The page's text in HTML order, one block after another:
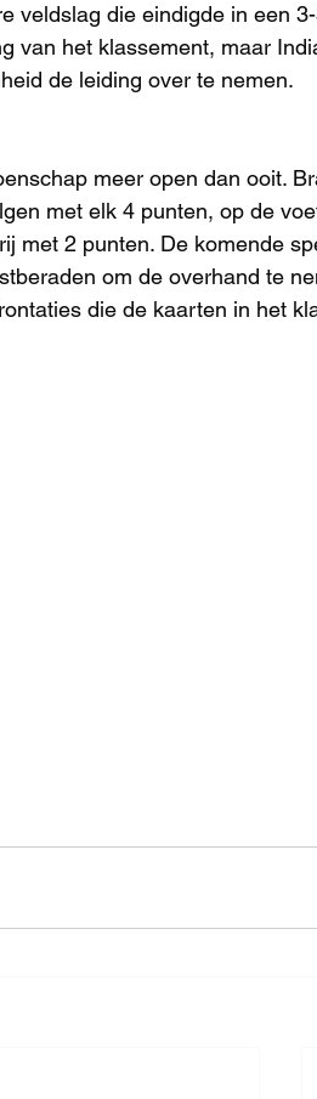
veldslag die eindigde in een
van het klassement, maar
de leiding over te nemen.
meer open dan ooit.
met elk 4 punten, op de
met 2 punten. De komende
om de overhand te
die de kaarten in het